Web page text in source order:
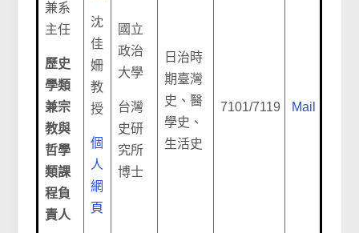
兼系
主任
歷史
學類
兼宗
教與
哲學
類課
程負
責人
沈
佳
姍
教
授
個
人
網
頁
國立
政治
大學
台灣
史研
究所
博士
日治時
期臺灣
史、醫
學史、
生活史
7101/7119 Mail